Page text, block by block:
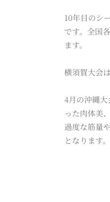
10年目のシ
です。全国
ます。
横須賀大会
4月の沖縄
った肉体美
過度な筋量
となります。